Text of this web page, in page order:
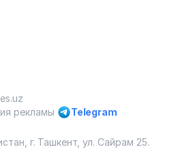
рекламы
Telegram
г. Ташкент, ул. Сайрам 25.